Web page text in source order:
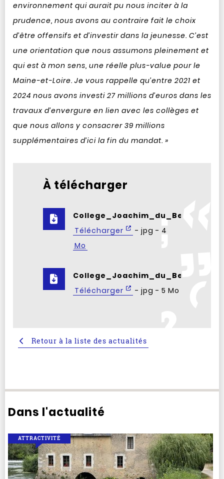
environnement qui aurait pu nous inciter à la
prudence, nous avons au contraire fait le choix
d’être offensifs et d’investir dans la jeunesse. C’est
une orientation que nous assumons pleinement et
qui est à mon sens, une réelle plus-value pour le
Maine-et-Loire. Je vous rappelle qu’entre 2021 et
2024 nous avons investi 27 millions d’euros dans les
travaux d’envergure en lien avec les collèges et
que nous allons y consacrer 39 millions
supplémentaires d’ici la fin du mandat. »
À télécharger
Télécharger
- jpg - 4
Mo
Télécharger
- jpg - 5 Mo
Retour à la liste des actualités
Dans l'actualité
ATTRACTIVITÉ